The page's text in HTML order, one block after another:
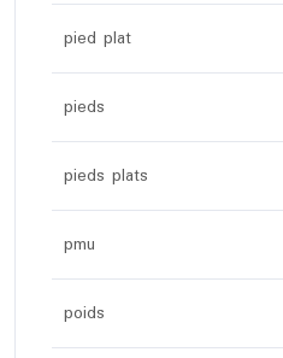
pied plat
pieds
pieds plats
pmu
poids